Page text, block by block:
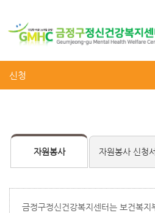
신청
자원봉사 자원봉사 신청서
금정구정신건강복지센터는 보건복